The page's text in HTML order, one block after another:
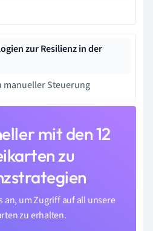
zur Resilienz in der
manueller Steuerung
mit den 12
zu
an, um Zugriff auf all unsere
zu erhalten.